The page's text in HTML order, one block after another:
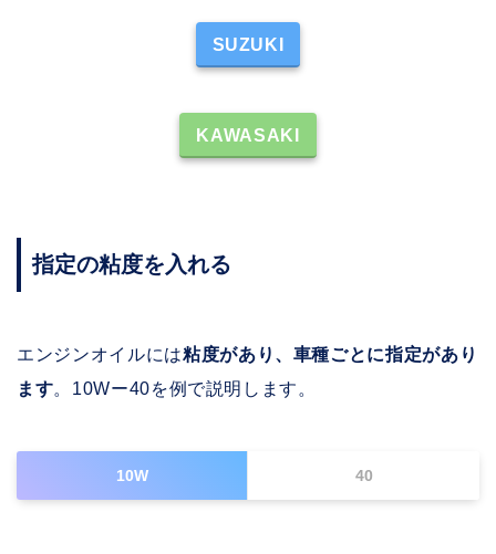
SUZUKI
KAWASAKI
指定の粘度を入れる
エンジンオイルには粘度があり、車種ごとに指定があり
ます。10Wー40を例で説明します。
10W 40